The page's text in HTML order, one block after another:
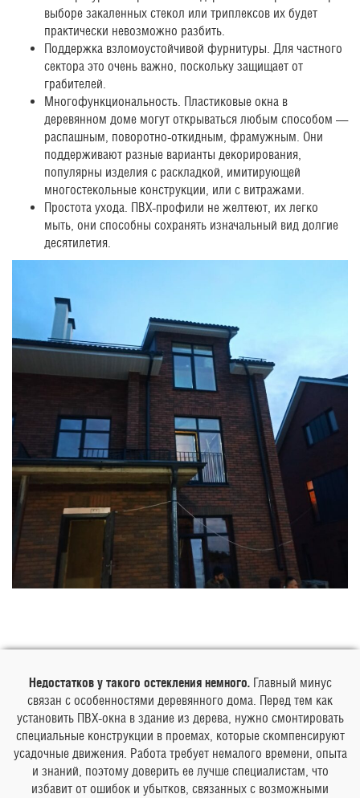
выборе закаленных стекол или триплексов их будет
практически невозможно разбить.
Поддержка взломоустойчивой фурнитуры. Для частного
сектора это очень важно, поскольку защищает от
грабителей.
Многофункциональность. Пластиковые окна в
деревянном доме могут открываться любым способом —
распашным, поворотно-откидным, фрамужным. Они
поддерживают разные варианты декорирования,
популярны изделия с раскладкой, имитирующей
многостекольные конструкции, или с витражами.
Простота ухода. ПВХ-профили не желтеют, их легко
мыть, они способны сохранять изначальный вид долгие
десятилетия.
Недостатков у такого остекления немного.Главный минус
связан с особенностями деревянного дома. Перед тем как
установить ПВХ-окна в здание из дерева, нужно смонтировать
специальные конструкции в проемах, которые скомпенсируют
усадочные движения. Работа требует немалого времени, опыта
и знаний, поэтому доверить ее лучше специалистам, что
избавит от ошибок и убытков, связанных с возможными